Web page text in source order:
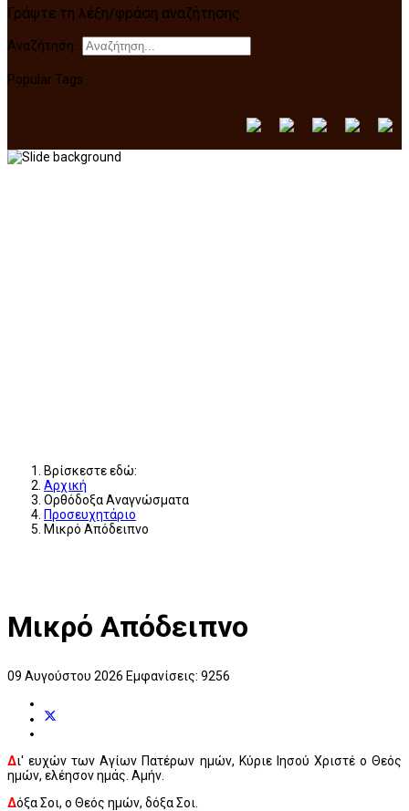
Γράψτε τη λέξη/φράση αναζήτησης
Αναζήτηση...
Popular Tags
Βρίσκεστε εδώ:
Αρχική
Ορθόδοξα Αναγνώσματα
Προσευχητάριο
Μικρό Απόδειπνο
Μικρό Απόδειπνο
09 Αυγούστου 2026 Εμφανίσεις: 9256
Δι' ευχών των Αγίων Πατέρων ημών, Κύριε Ιησού Χριστέ ο Θεός
ημών, ελέησον ημάς. Αμήν.
Δόξα Σοι, ο Θεός ημών, δόξα Σοι.